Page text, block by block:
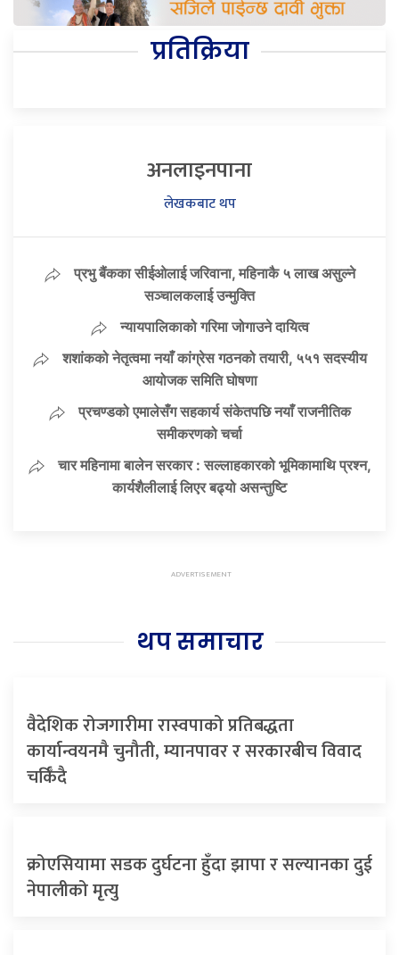
प्रतिक्रिया
अनलाइनपाना
लेखकबाट थप
प्रभु बैंकका सीईओलाई जरिवाना, महिनाकै ५ लाख असुल्ने
सञ्चालकलाई उन्मुक्ति
न्यायपालिकाको गरिमा जोगाउने दायित्व
शशांकको नेतृत्वमा नयाँ कांग्रेस गठनको तयारी, ५५१ सदस्यीय
आयोजक समिति घोषणा
प्रचण्डको एमालेसँग सहकार्य संकेतपछि नयाँ राजनीतिक
समीकरणको चर्चा
चार महिनामा बालेन सरकार : सल्लाहकारको भूमिकामाथि प्रश्न,
कार्यशैलीलाई लिएर बढ्यो असन्तुष्टि
थप समाचार
वैदेशिक रोजगारीमा रास्वपाको प्रतिबद्धता
कार्यान्वयनमै चुनौती, म्यानपावर र सरकारबीच विवाद
चर्किँदै
क्रोएसियामा सडक दुर्घटना हुँदा झापा र सल्यानका दुई
नेपालीको मृत्यु